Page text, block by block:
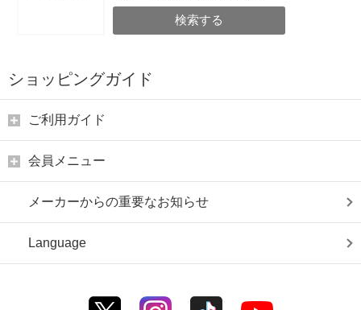
検索する
ショッピングガイド
ご利用ガイド
会員メニュー
メーカーからの重要なお知らせ
Language